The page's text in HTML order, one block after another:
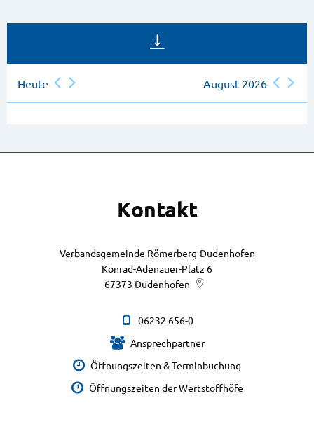
Heute August 2026
Kontakt
Verbandsgemeinde Römerberg-Dudenhofen
Konrad-Adenauer-Platz 6
67373 Dudenhofen
06232 656-0
Ansprechpartner
Öffnungszeiten & Terminbuchung
Öffnungszeiten der Wertstoffhöfe